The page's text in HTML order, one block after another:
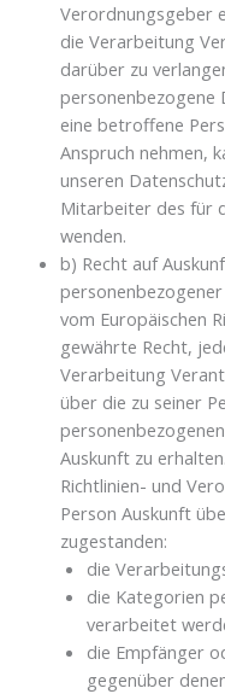
Verordnungsgeber
die Verarbeitung
darüber zu
personenbezogene
eine betroffene
Anspruch nehmen,
unseren
Mitarbeiter des für
wenden.
b) Recht auf
vom Europäischen
gewährte Recht,
Verarbeitung
über die zu seiner
Auskunft zu
Richtlinien- und
Person Auskunft
zugestanden:
die
die Kategorien
verarbeitet
die Empfänger
gegenüber